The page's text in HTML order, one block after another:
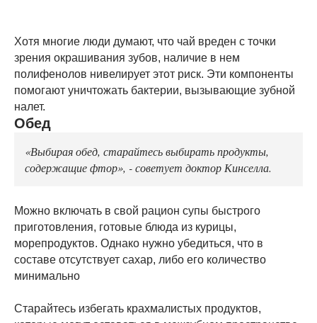
Хотя многие люди думают, что чай вреден с точки
зрения окрашивания зубов, наличие в нем
полифенолов нивелирует этот риск. Эти компоненты
помогают уничтожать бактерии, вызывающие зубной
налет.
Обед
«Выбирая обед, старайтесь выбирать продукты,
содержащие фтор», - советует доктор Кинселла.
Можно включать в свой рацион супы быстрого
приготовления, готовые блюда из курицы,
морепродуктов. Однако нужно убедиться, что в
составе отсутствует сахар, либо его количество
минимально
Старайтесь избегать крахмалистых продуктов,